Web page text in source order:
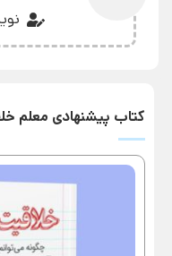
کتاب پیشنهادی معلم